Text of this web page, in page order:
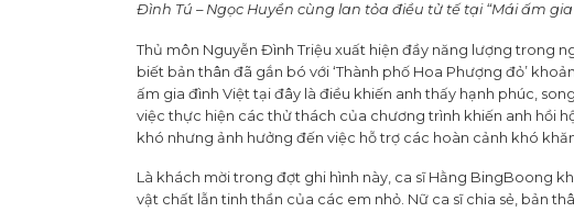
Đình Tú – Ngọc Huyền cùng lan tỏa điều tử tế tại “Mái ấm gia
Thủ môn Nguyễn Đình Triệu xuất hiện đầy năng lượng trong
biết bản thân đã gắn bó với ‘Thành phố Hoa Phượng đỏ’
ấm gia đình Việt tại đây là điều khiến anh thấy hạnh phúc,
việc thực hiện các thử thách của chương trình khiến anh hồi
khó nhưng ảnh hưởng đến việc hỗ trợ các hoàn cảnh khó
Là khách mời trong đợt ghi hình này, ca sĩ Hằng BingBoong
vật chất lẫn tinh thần của các em nhỏ. Nữ ca sĩ chia sẻ, bản